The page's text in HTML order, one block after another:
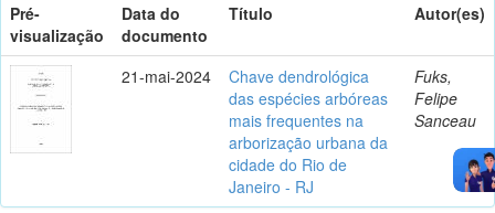
Pré-
visualização
Data do
documento
Título Autor(es)
21-mai-2024
Chave dendrológica
das espécies arbóreas
mais frequentes na
arborização urbana da
cidade do Rio de
Janeiro - RJ
Fuks,
Felipe
Sanceau